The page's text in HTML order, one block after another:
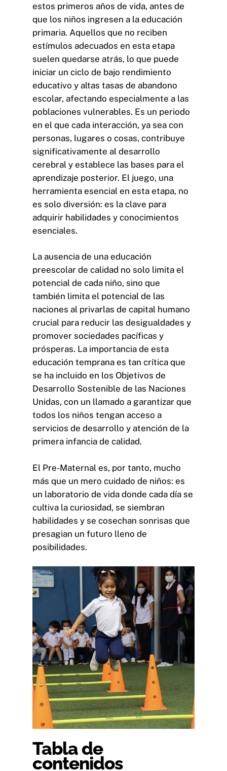
estos primeros años de vida, antes de
que los niños ingresen a la educación
primaria. Aquellos que no reciben
estímulos adecuados en esta etapa
suelen quedarse atrás, lo que puede
iniciar un ciclo de bajo rendimiento
educativo y altas tasas de abandono
escolar, afectando especialmente a las
poblaciones vulnerables. Es un periodo
en el que cada interacción, ya sea con
personas, lugares o cosas, contribuye
significativamente al desarrollo
cerebral y establece las bases para el
aprendizaje posterior. El juego, una
herramienta esencial en esta etapa, no
es solo diversión: es la clave para
adquirir habilidades y conocimientos
esenciales.
La ausencia de una educación
preescolar de calidad no solo limita el
potencial de cada niño, sino que
también limita el potencial de las
naciones al privarlas de capital humano
crucial para reducir las desigualdades y
promover sociedades pacíficas y
prósperas. La importancia de esta
educación temprana es tan crítica que
se ha incluido en los Objetivos de
Desarrollo Sostenible de las Naciones
Unidas, con un llamado a garantizar que
todos los niños tengan acceso a
servicios de desarrollo y atención de la
primera infancia de calidad.
El Pre-Maternal es, por tanto, mucho
más que un mero cuidado de niños: es
un laboratorio de vida donde cada día se
cultiva la curiosidad, se siembran
habilidades y se cosechan sonrisas que
presagian un futuro lleno de
posibilidades.
Tabla de
contenidos